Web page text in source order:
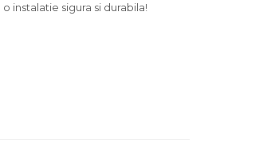
instalatie sigura si durabila!